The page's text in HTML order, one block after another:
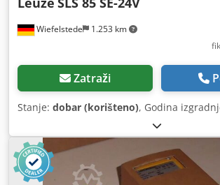
Wiefelstede 1.253 km
Zatraži
Stanje: dobar (korišteno), Godina